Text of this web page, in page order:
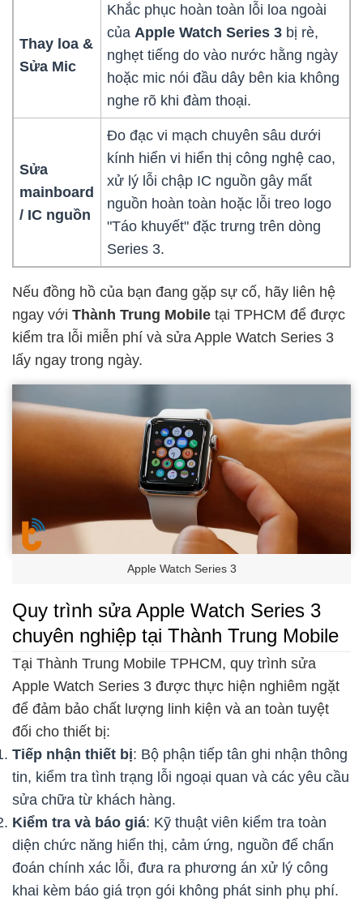
Thay loa &
Sửa Mic
Khắc phục hoàn toàn lỗi loa ngoài
của Apple Watch Series 3 bị rè,
nghẹt tiếng do vào nước hằng ngày
hoặc mic nói đầu dây bên kia không
nghe rõ khi đàm thoại.
Sửa
mainboard
/ IC nguồn
Đo đạc vi mạch chuyên sâu dưới
kính hiển vi hiển thị công nghệ cao,
xử lý lỗi chập IC nguồn gây mất
nguồn hoàn toàn hoặc lỗi treo logo
"Táo khuyết" đặc trưng trên dòng
Series 3.
Nếu đồng hồ của bạn đang gặp sự cố, hãy liên hệ
ngay với Thành Trung Mobile tại TPHCM để được
kiểm tra lỗi miễn phí và sửa Apple Watch Series 3
lấy ngay trong ngày.
Apple Watch Series 3
Quy trình sửa Apple Watch Series 3
chuyên nghiệp tại Thành Trung Mobile
Tại Thành Trung Mobile TPHCM, quy trình sửa
Apple Watch Series 3 được thực hiện nghiêm ngặt
để đảm bảo chất lượng linh kiện và an toàn tuyệt
đối cho thiết bị:
Tiếp nhận thiết bị: Bộ phận tiếp tân ghi nhận thông
tin, kiểm tra tình trạng lỗi ngoại quan và các yêu cầu
sửa chữa từ khách hàng.
Kiểm tra và báo giá: Kỹ thuật viên kiểm tra toàn
diện chức năng hiển thị, cảm ứng, nguồn để chẩn
đoán chính xác lỗi, đưa ra phương án xử lý công
khai kèm báo giá trọn gói không phát sinh phụ phí.